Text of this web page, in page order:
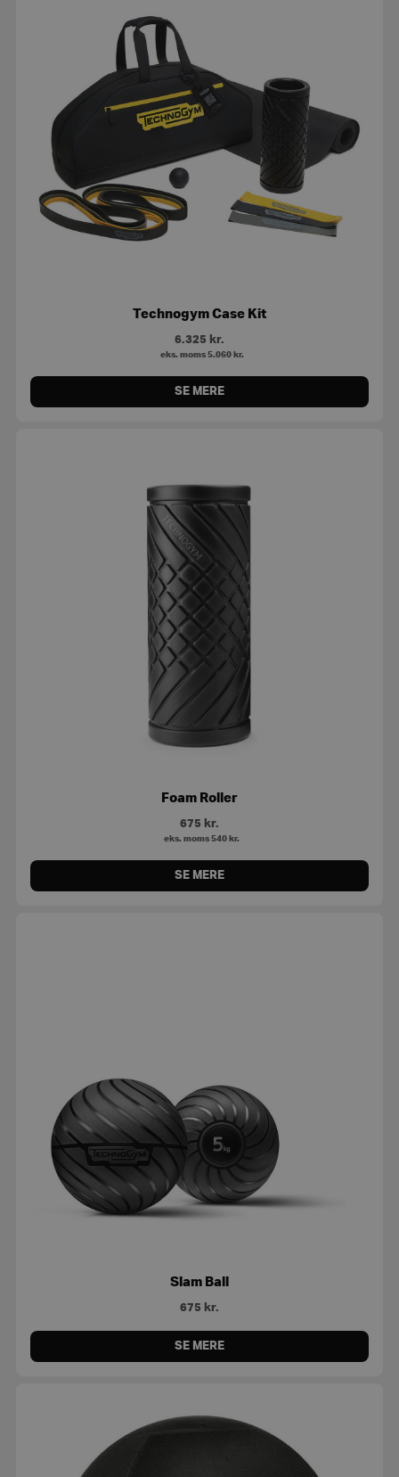
Technogym Case Kit
6.325 kr.
eks. moms 5.060 kr.
SE MERE
Foam Roller
675 kr.
eks. moms 540 kr.
SE MERE
Slam Ball
675 kr.
SE MERE